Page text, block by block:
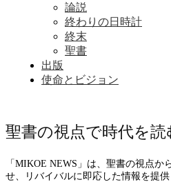
論説
終わりの日時計
終末
聖書
出版
使命とビジョン
聖書の視点で時代を読
「MIKOE NEWS」は、聖書の視点か
せ、リバイバルに即応した情報を提供